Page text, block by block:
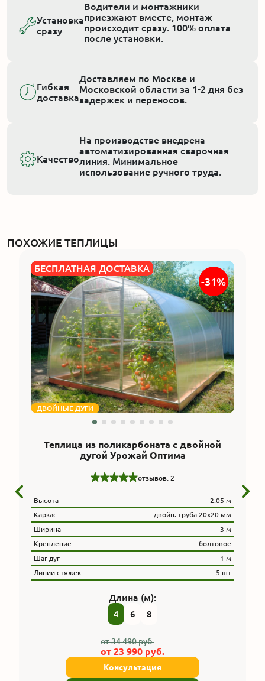
Установка
сразу
Водители и монтажники
приезжают вместе, монтаж
происходит сразу. 100% оплата
после установки.
Гибкая
доставка
Доставляем по Москве и
Московской области за 1-2 дня без
задержек и переносов.
Качество
На производстве внедрена
автоматизированная сварочная
линия. Минимальное
использование ручного труда.
ПОХОЖИЕ ТЕПЛИЦЫ
БЕСПЛАТНАЯ ДОСТАВКА
ДВОЙНЫЕ ДУГИ
-31%
Теплица из поликарбоната с двойной
дугой Урожай Оптима
отзывов: 2
Высота
2.05 м
Каркас
двойн. труба 20x20 мм
Ширина
3 м
Крепление
болтовое
Шаг дуг
1 м
Линии стяжек
5 шт
Длина (м):
4 6 8
от34 490руб.
от 23 990 руб.
Консультация